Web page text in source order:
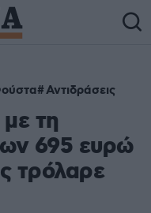
Αντιδράσεις
τη
695 ευρώ
τρόλαρε